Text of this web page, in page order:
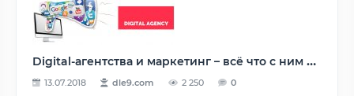
Digital-агентства и маркетинг – всё что с ним связано
13.07.2018 dle9.com 2 250 0